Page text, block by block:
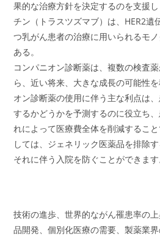
果的な治療方針を決定するのを支援
チン（トラスツズマブ）は、HER2遺
つ乳がん患者の治療に用いられるモ
ある。
コンパニオン診断薬は、複数の検査
ら、近い将来、大きな成長の可能性
オン診断薬の使用に伴う主な利点は
するかどうかを予測するのに役立ち
れによって医療費全体を削減するこ
しては、ジェネリック医薬品を排除
それに伴う入院を防ぐことができます
技術の進歩、世界的ながん罹患率の
品開発、個別化医療の需要、製薬業